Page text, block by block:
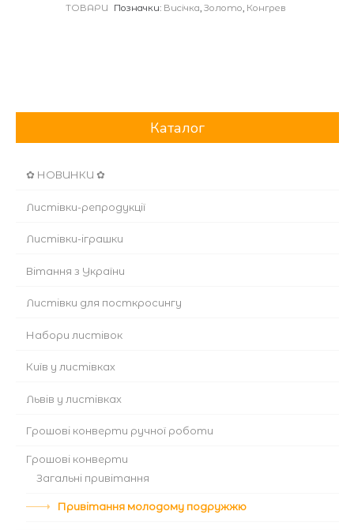
ТОВАРИ
Позначки: Висічка, Золото, Конгрев
Каталог
✿ НОВИНКИ ✿
Листівки-репродукції
Листівки-іграшки
Вітання з України
Листівки для посткросингу
Набори листівок
Київ у листівках
Львів у листівках
Грошові конверти ручної роботи
Грошові конверти
Загальні привітання
Привітання молодому подружжю